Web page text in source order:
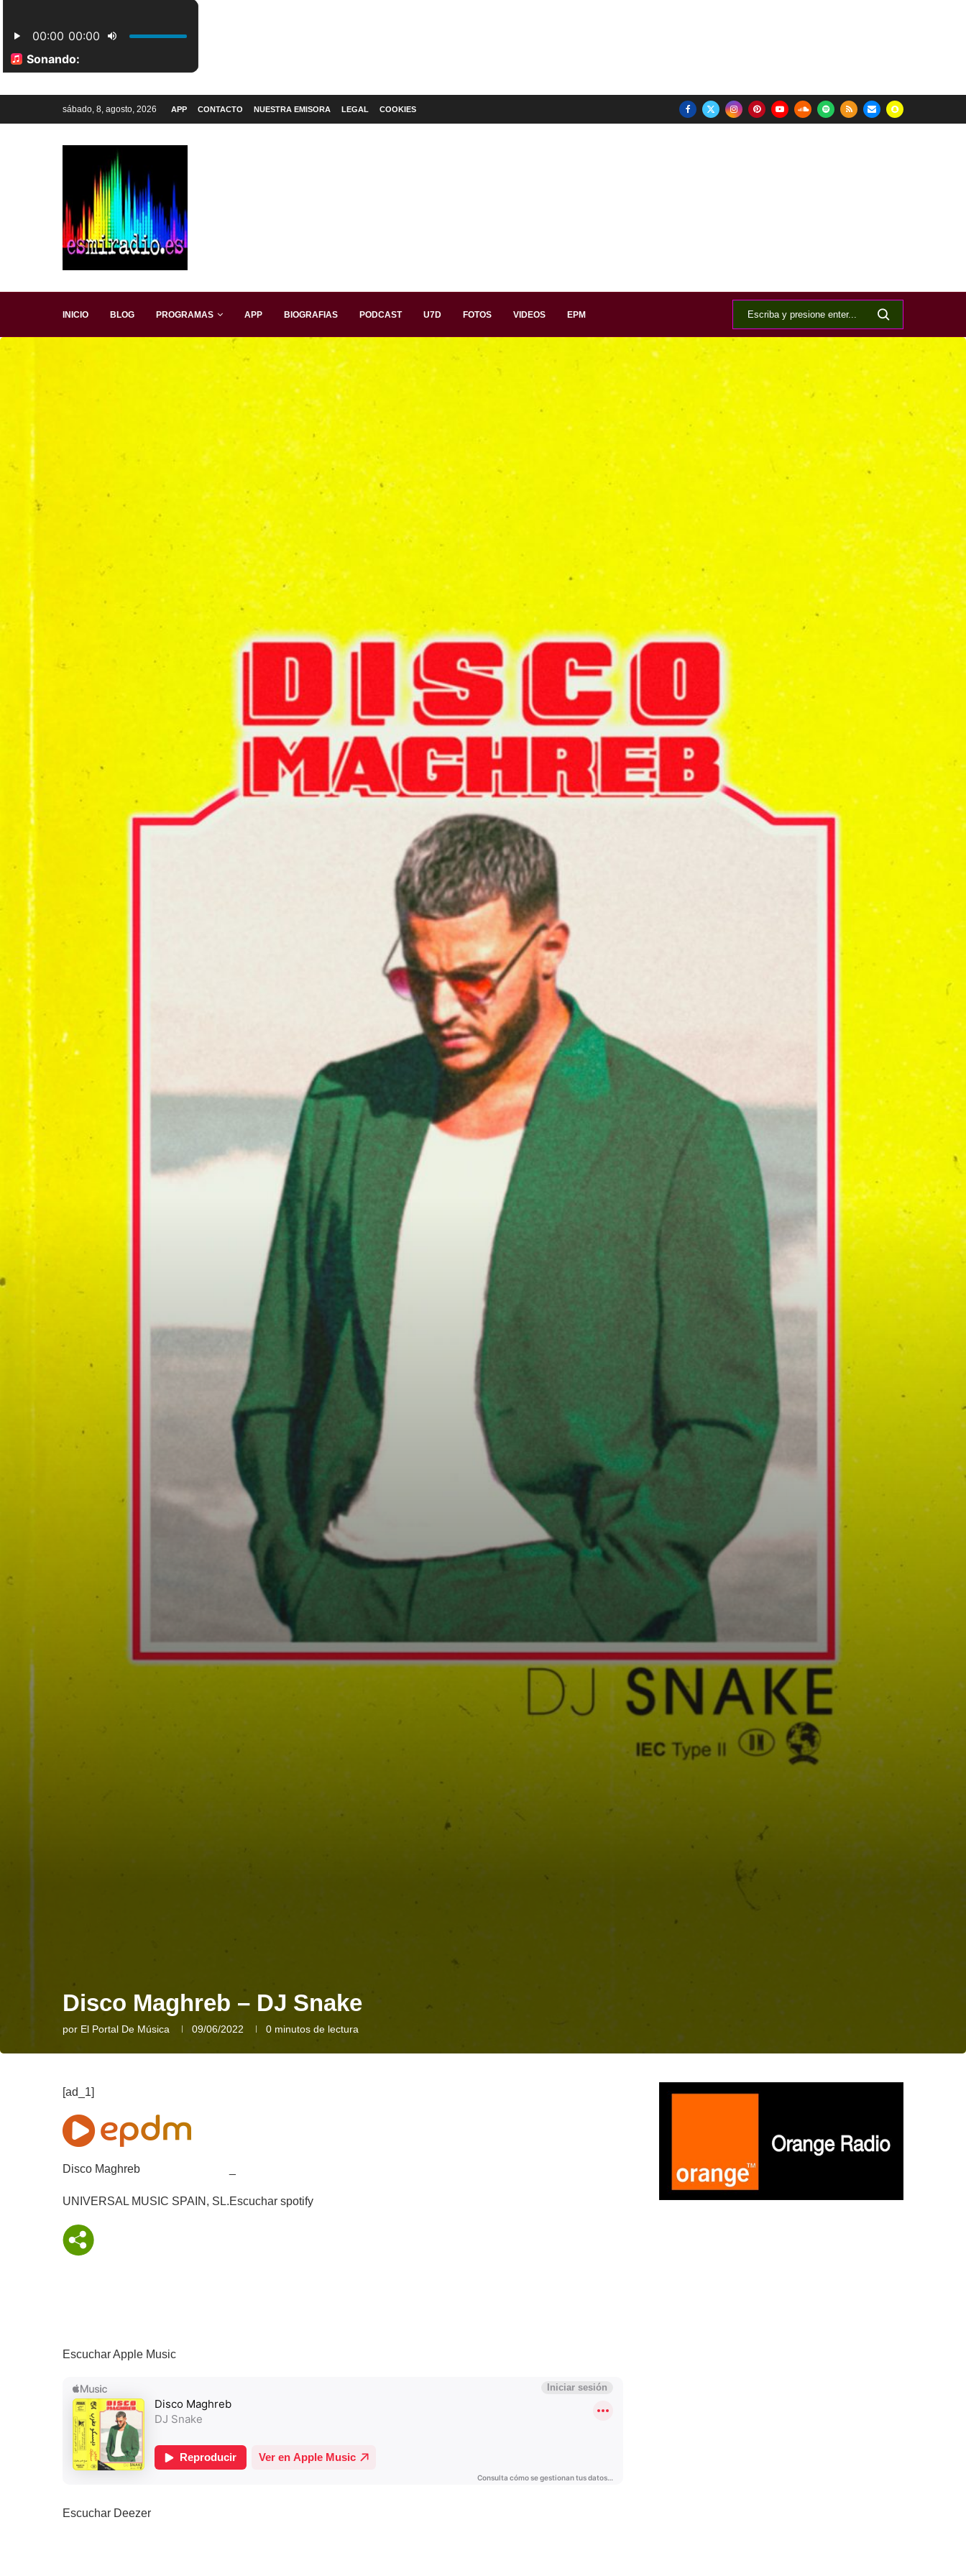
sábado, 8, agosto, 2026 APP CONTACTO NUESTRA EMISORA LEGAL COOKIES
INICIO BLOG PROGRAMAS APP BIOGRAFIAS PODCAST U7D FOTOS VIDEOS EPM
Disco Maghreb – DJ Snake
por El Portal De Música 09/06/2022 0 minutos de lectura
[ad_1]
Disco Maghreb
UNIVERSAL MUSIC SPAIN, SL.Escuchar spotify
Escuchar Apple Music
Escuchar Deezer